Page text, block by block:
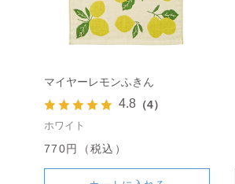
マイヤーレモンふきん
4.8 （4）
ホワイト
770円（税込）